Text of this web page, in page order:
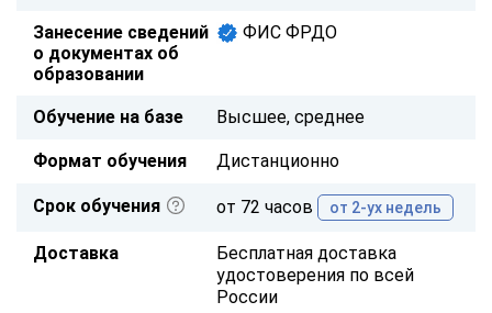
Занесение сведений
о документах об
образовании
ФИС ФРДО
Обучение на базе Высшее, среднее
Формат обучения Дистанционно
Срок обучения от 72 часов от 2-ух недель
Доставка
Бесплатная доставка
удостоверения по всей
России